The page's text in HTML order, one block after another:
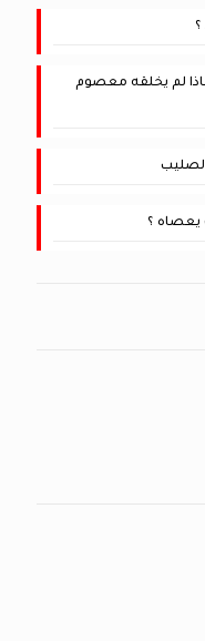
لم يخلقه معصوم
يعصاه ؟